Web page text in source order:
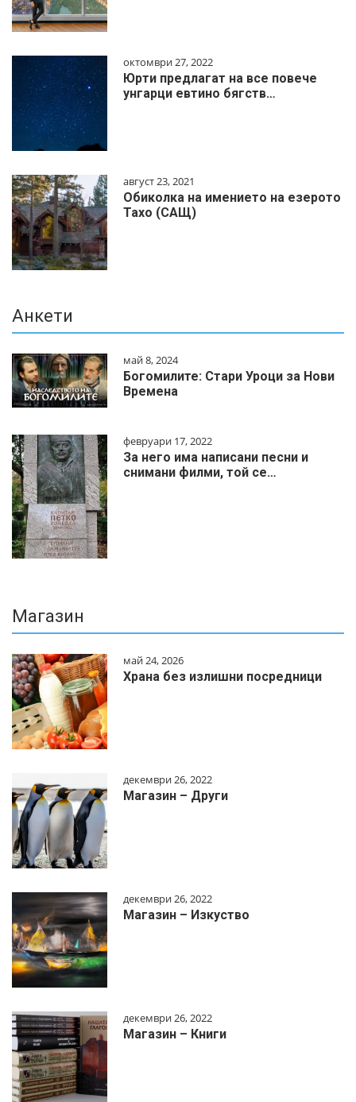
октомври 27, 2022
Юрти предлагат на все повече
унгарци евтино бягств…
август 23, 2021
Обиколка на имението на езерото
Тахо (САЩ)
Анкети
май 8, 2024
Богомилите: Стари Уроци за Нови
Времена
февруари 17, 2022
За него има написани песни и
снимани филми, той се…
Магазин
май 24, 2026
Храна без излишни посредници
декември 26, 2022
Магазин – Други
декември 26, 2022
Магазин – Изкуство
декември 26, 2022
Магазин – Книги